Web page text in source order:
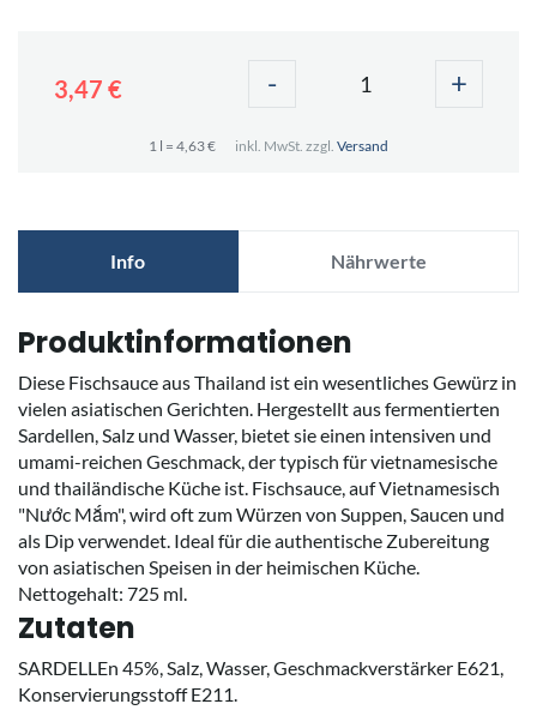
3,47 € - +
1 l = 4,63 € inkl. MwSt. zzgl. Versand
Info Nährwerte
Produktinformationen
Diese Fischsauce aus Thailand ist ein wesentliches Gewürz in
vielen asiatischen Gerichten. Hergestellt aus fermentierten
Sardellen, Salz und Wasser, bietet sie einen intensiven und
umami-reichen Geschmack, der typisch für vietnamesische
und thailändische Küche ist. Fischsauce, auf Vietnamesisch
"Nước Mắm", wird oft zum Würzen von Suppen, Saucen und
als Dip verwendet. Ideal für die authentische Zubereitung
von asiatischen Speisen in der heimischen Küche.
Nettogehalt: 725 ml.
Zutaten
SARDELLEn 45%, Salz, Wasser, Geschmackverstärker E621,
Konservierungsstoff E211.